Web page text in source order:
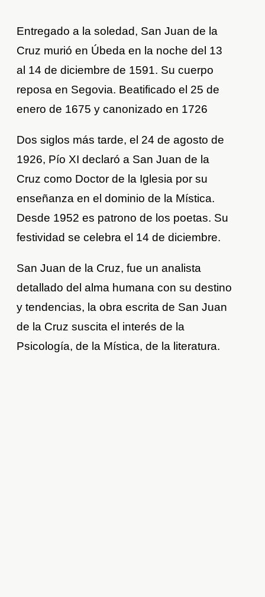
Entregado a la soledad, San Juan de la
Cruz murió en Úbeda en la noche del 13
al 14 de diciembre de 1591. Su cuerpo
reposa en Segovia. Beatificado el 25 de
enero de 1675 y canonizado en 1726
Dos siglos más tarde, el 24 de agosto de
1926, Pío XI declaró a San Juan de la
Cruz como Doctor de la Iglesia por su
enseñanza en el dominio de la Mística.
Desde 1952 es patrono de los poetas. Su
festividad se celebra el 14 de diciembre.
San Juan de la Cruz, fue un analista
detallado del alma humana con su destino
y tendencias, la obra escrita de San Juan
de la Cruz suscita el interés de la
Psicología, de la Mística, de la literatura.